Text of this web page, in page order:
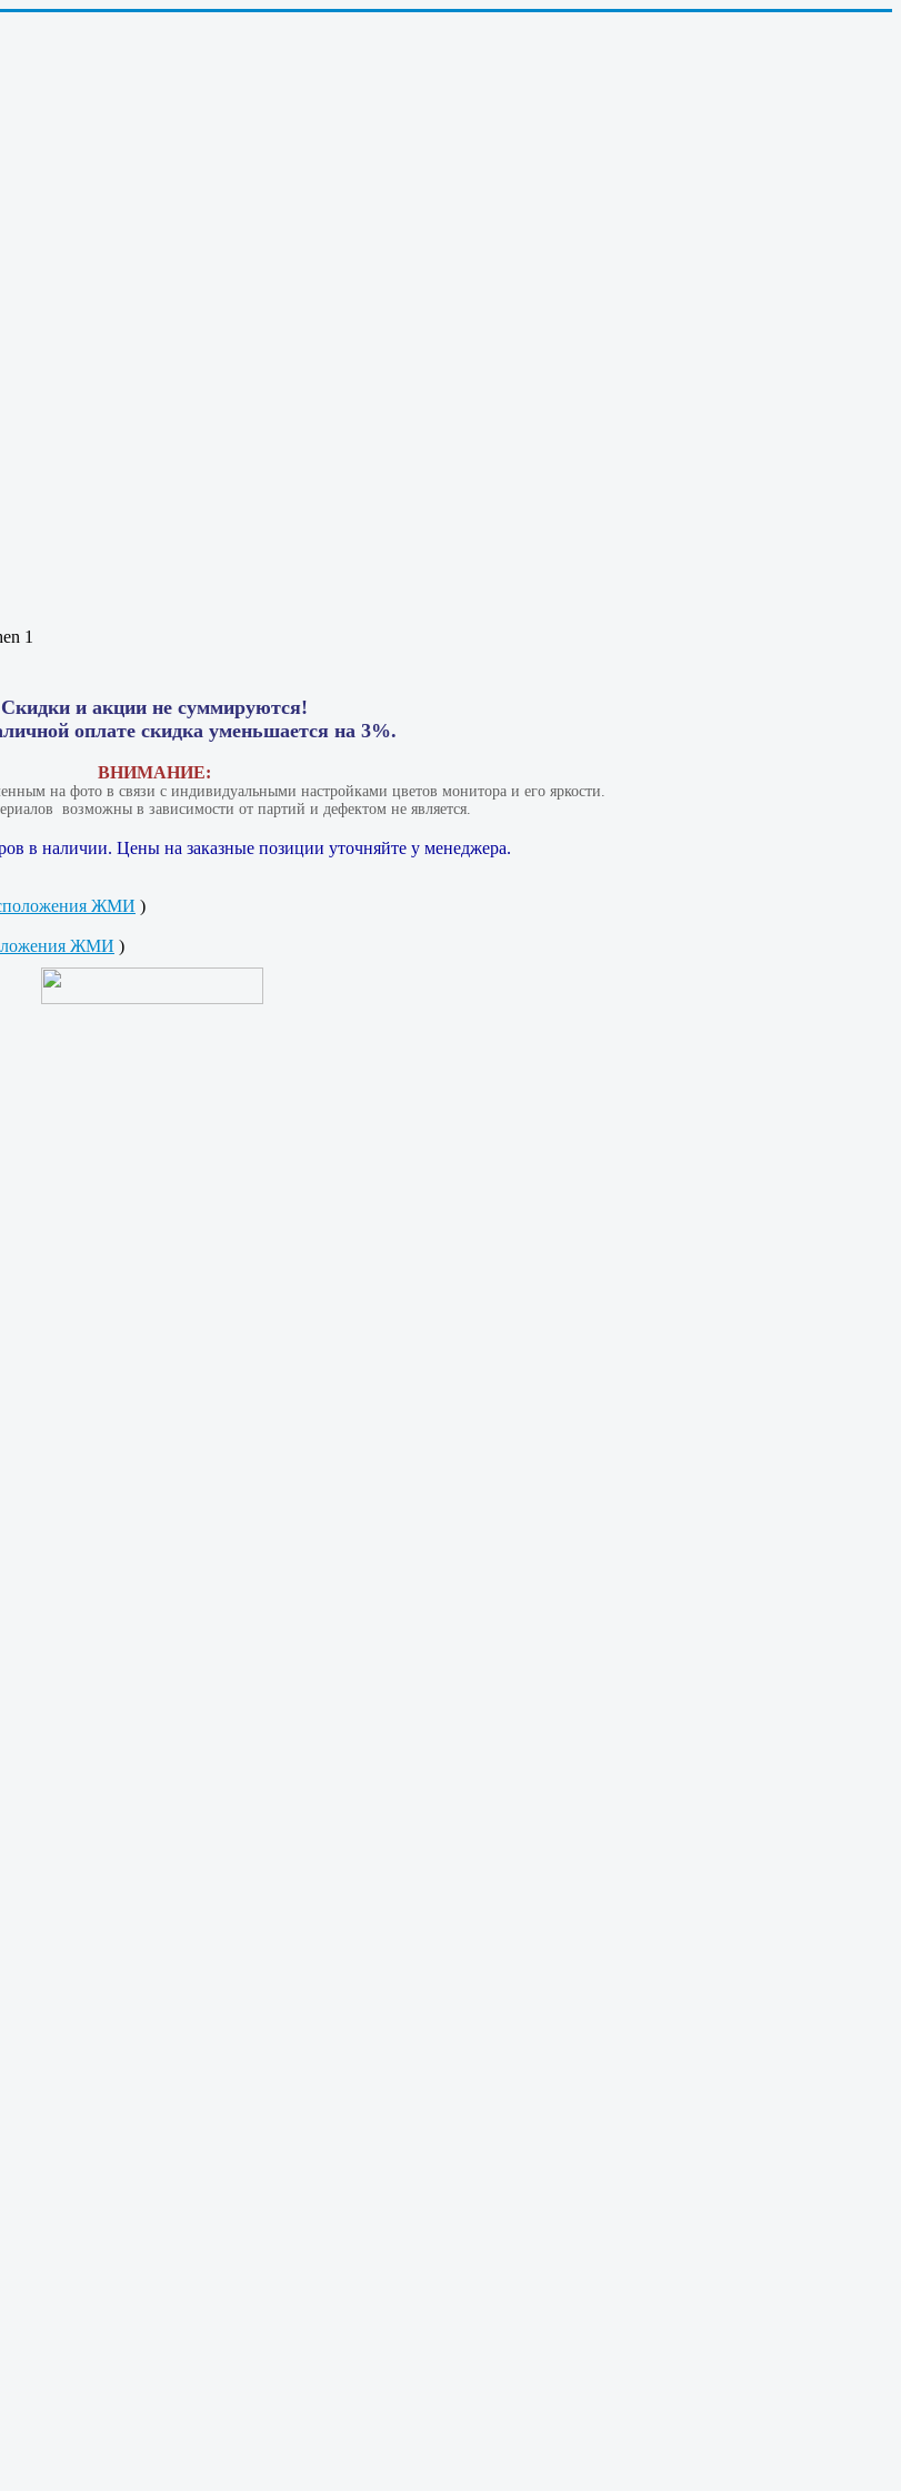
Скидки и акции не суммируются!
оплате скидка уменьшается на 3%.
ВНИМАНИЕ:
на фото в связи с индивидуальными настройками цветов монитора и его яркости.
возможны в зависимости от партий и дефектом не является.
в наличии. Цены на заказные позиции уточняйте у менеджера.
ЖМИ )
ЖМИ )